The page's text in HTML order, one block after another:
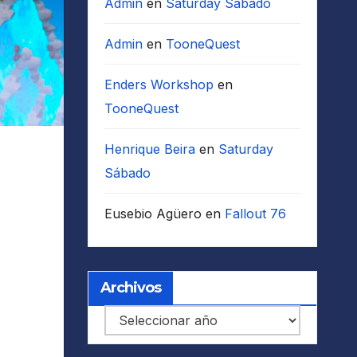
Adminen Saturday Sábado
Adminen TooneQuest
Enders Workshop en
TooneQuest
Henrique Beiraen Saturday
Sábado
Eusebio Agüero en Fallout 76
Archivos
Archivos